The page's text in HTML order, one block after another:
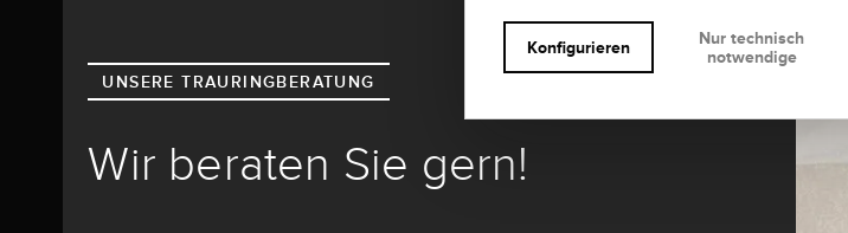
UNSERE TRAURINGBERATUNG
Wir beraten Sie gern!
Konfigurieren
Nur technisch
notwendige